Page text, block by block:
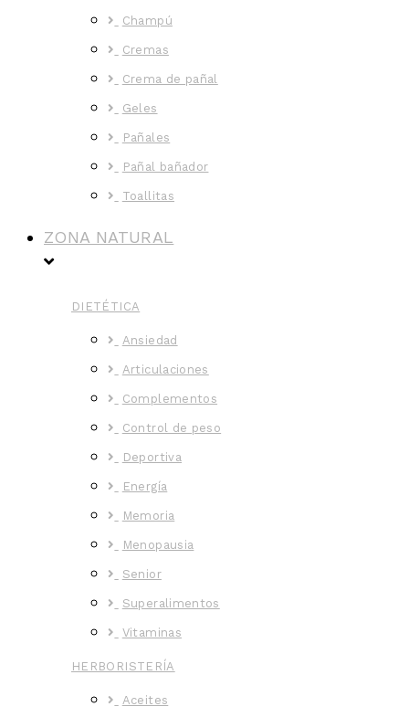
Champú
Cremas
Crema de pañal
Geles
Pañales
Pañal bañador
Toallitas
ZONA NATURAL
DIETÉTICA
Ansiedad
Articulaciones
Complementos
Control de peso
Deportiva
Energía
Memoria
Menopausia
Senior
Superalimentos
Vitaminas
HERBORISTERÍA
Aceites